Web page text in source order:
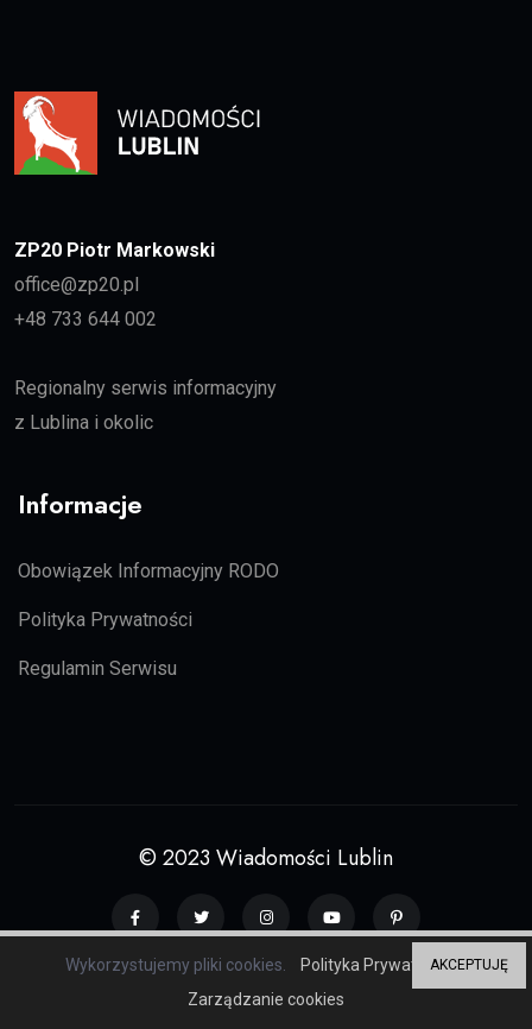
ZP20 Piotr Markowski
office@zp20.pl
+48 733 644 002
Regionalny serwis informacyjny
z Lublina i okolic
Informacje
Obowiązek Informacyjny RODO
Polityka Prywatności
Regulamin Serwisu
© 2023 Wiadomości Lublin
Grupa serwisów regionalnych ZP20
Wykorzystujemy pliki cookies.
Polityka Prywatności
Zarządzanie cookies
AKCEPTUJĘ